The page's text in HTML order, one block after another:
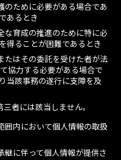
のために必要がある場合であ
あるとき
な育成の推進のために特に必
得ることが困難であるとき
たはその委託を受けた者が法
協力する必要がある場合で
当該事務の遂行に支障を及
者には該当しません。
囲内において個人情報の取扱
継に伴って個人情報が提供さ